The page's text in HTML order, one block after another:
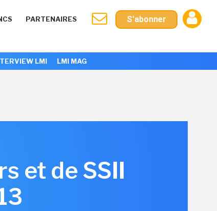
PARTENAIRES S'abonner
LMI LMI MAG
et de SSII